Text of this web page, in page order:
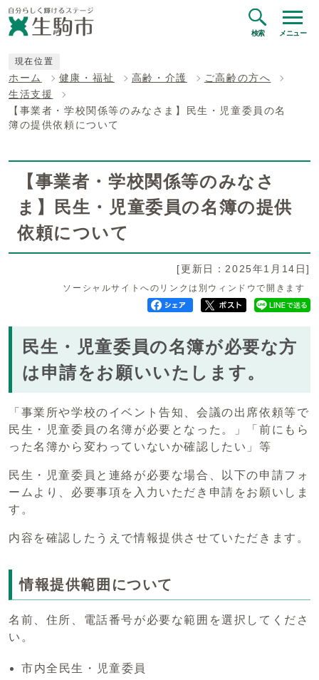
検索 メニュー
現在位置
ホーム 健康・福祉 高齢・介護
ご高齢の方へ
生活支援
【事業者・学校関係等のみなさま】民生・児童委員の名
簿の提供依頼について
【事業者・学校関係等のみなさ
ま】民生・児童委員の名簿の提供
依頼について
[更新日：2025年1月14日]
ソーシャルサイトへのリンクは別ウィンドウで開きます
民生・児童委員の名簿が必要な方
は申請をお願いいたします。
「事業所や学校のイベント告知、会議の出席依頼等で
民生・児童委員の名簿が必要となった。」「前にもら
った名簿から変わっていないか確認したい」等
民生・児童委員と連絡が必要な場合、以下の申請フォ
ームより、必要事項を入力いただき申請をお願いしま
す。
内容を確認したうえで情報提供させていただきます。
情報提供範囲について
名前、住所、電話番号が必要な範囲を選択してくださ
い。
市内全民生・児童委員